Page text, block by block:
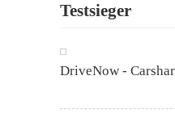
Testsieger
DriveNow -